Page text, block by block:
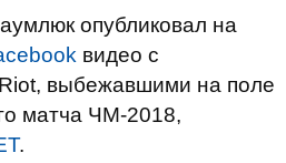
опубликовал на
видео с
выбежавшими на поле
матча ЧМ-2018,
.